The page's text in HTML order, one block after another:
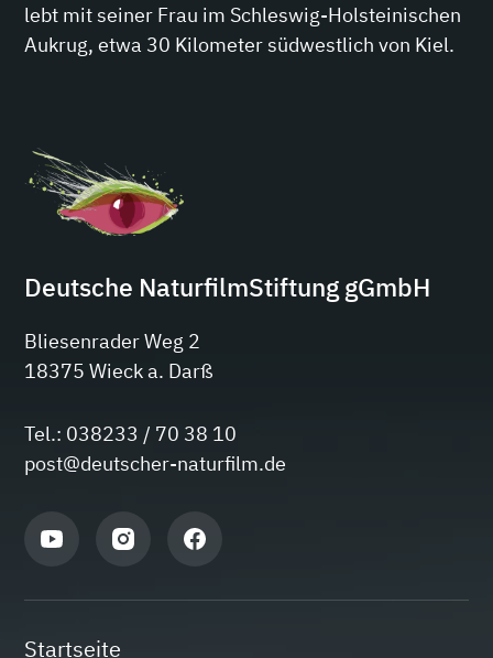
lebt mit seiner Frau im Schleswig-Holsteinischen
Aukrug, etwa 30 Kilometer südwestlich von Kiel.
Deutsche NaturfilmStiftung gGmbH
Bliesenrader Weg 2
18375 Wieck a. Darß
Tel.: 038233 / 70 38 10
post@deutscher-naturfilm.de
Startseite